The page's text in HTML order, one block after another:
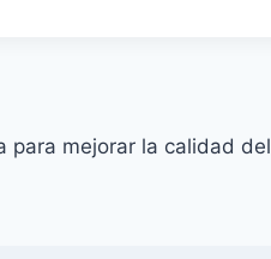
para mejorar la calidad del